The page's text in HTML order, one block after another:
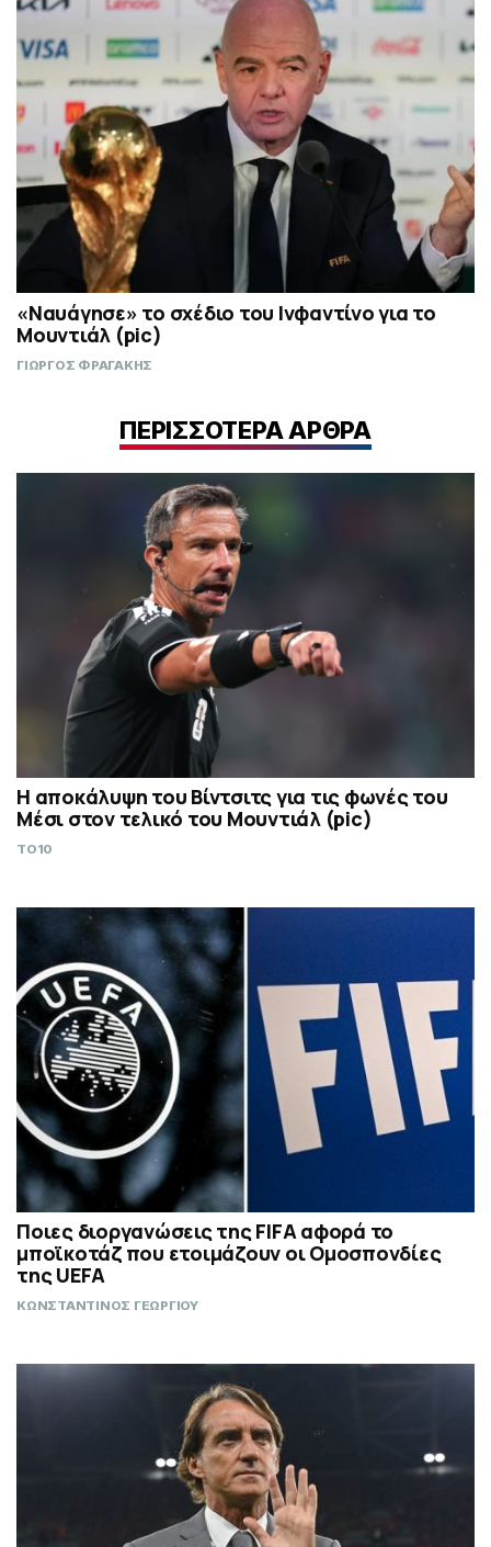
«Ναυάγησε» το σχέδιο του Ινφαντίνο για το
Μουντιάλ (pic)
ΓΙΩΡΓΟΣ ΦΡΑΓΑΚΗΣ
ΠΕΡΙΣΣΟΤΕΡΑ ΑΡΘΡΑ
Η αποκάλυψη του Βίντσιτς για τις φωνές του
Μέσι στον τελικό του Μουντιάλ (pic)
TO10
Ποιες διοργανώσεις της FIFA αφορά το
μποϊκοτάζ που ετοιμάζουν οι Ομοσπονδίες
της UEFA
ΚΩΝΣΤΑΝΤΙΝΟΣ ΓΕΩΡΓΙΟΥ